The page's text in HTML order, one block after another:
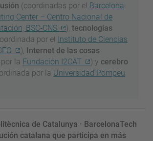
(coordinadas por el Barcelona
Center – Centro Nacional de
BSC-CNS
), tecnologías
por el
Instituto de Ciencias
), Internet de las cosas
la Fundación I2CAT ) y cerebro
por la Universidad Pompeu
de Catalunya · BarcelonaTech
catalana que participa en más